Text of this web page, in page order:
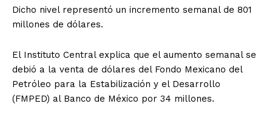
Dicho nivel representó un incremento semanal de 801
millones de dólares.
El Instituto Central explica que el aumento semanal se
debió a la venta de dólares del Fondo Mexicano del
Petróleo para la Estabilización y el Desarrollo
(FMPED) al Banco de México por 34 millones.